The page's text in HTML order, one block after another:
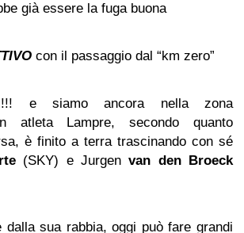
già essere la fuga buona
con il passaggio dal “km zero”
!!! e siamo ancora nella zona
atleta Lampre, secondo quanto
è finito a terra trascinando con sé
(SKY) e Jurgenvan den Broeck
dalla sua rabbia, oggi può fare grandi